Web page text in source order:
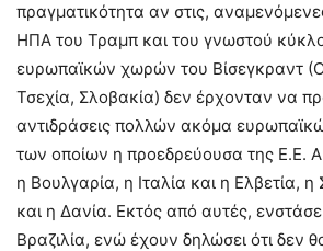
πραγματικότητα αν στις,
ΗΠΑ του Τραμπ και του γνωστού
ευρωπαϊκών χωρών του Βίσεγκραντ
Τσεχία, Σλοβακία) δεν έρχονταν να
αντιδράσεις πολλών ακόμα
των οποίων η προεδρεύουσα της Ε.Ε.
η Βουλγαρία, η Ιταλία και η Ελβετία, η
και η Δανία. Εκτός από αυτές,
Βραζιλία, ενώ έχουν δηλώσει ότι δεν